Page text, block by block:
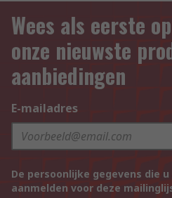
Wees als eerste
onze nieuwste
aanbiedingen
E-mailadres
De persoonlijke gegevens die
aanmelden voor deze